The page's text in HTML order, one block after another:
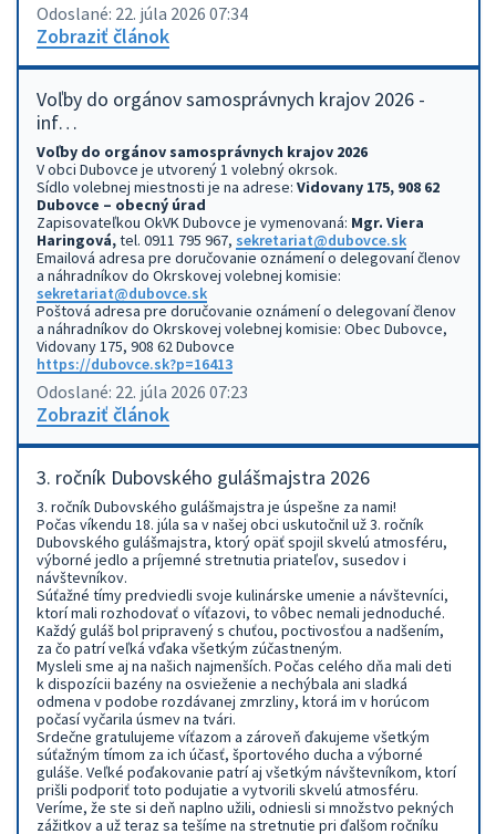
Odoslané: 22. júla 2026 07:34
Zobraziť článok
Voľby do orgánov samosprávnych krajov 2026 -
inf…
Voľby do orgánov samosprávnych krajov 2026
V obci Dubovce je utvorený 1 volebný okrsok.
Sídlo volebnej miestnosti je na adrese: Vidovany 175, 908 62
Dubovce – obecný úrad
Zapisovateľkou OkVK Dubovce je vymenovaná: Mgr. Viera
Haringová,tel. 0911 795 967, sekretariat@dubovce.sk
Emailová adresa pre doručovanie oznámení o delegovaní členov
a náhradníkov do Okrskovej volebnej komisie:
sekretariat@dubovce.sk
Poštová adresa pre doručovanie oznámení o delegovaní členov
a náhradníkov do Okrskovej volebnej komisie: Obec Dubovce,
Vidovany 175, 908 62 Dubovce
https://dubovce.sk?p=16413
Odoslané: 22. júla 2026 07:23
Zobraziť článok
3. ročník Dubovského gulášmajstra 2026
3. ročník Dubovského gulášmajstra je úspešne za nami!
Počas víkendu 18. júla sa v našej obci uskutočnil už 3. ročník
Dubovského gulášmajstra, ktorý opäť spojil skvelú atmosféru,
výborné jedlo a príjemné stretnutia priateľov, susedov i
návštevníkov.
Súťažné tímy predviedli svoje kulinárske umenie a návštevníci,
ktorí mali rozhodovať o víťazovi, to vôbec nemali jednoduché.
Každý guláš bol pripravený s chuťou, poctivosťou a nadšením,
za čo patrí veľká vďaka všetkým zúčastneným.
Mysleli sme aj na našich najmenších. Počas celého dňa mali deti
k dispozícii bazény na osvieženie a nechýbala ani sladká
odmena v podobe rozdávanej zmrzliny, ktorá im v horúcom
počasí vyčarila úsmev na tvári.
Srdečne gratulujeme víťazom a zároveň ďakujeme všetkým
súťažným tímom za ich účasť, športového ducha a výborné
guláše. Veľké poďakovanie patrí aj všetkým návštevníkom, ktorí
prišli podporiť toto podujatie a vytvorili skvelú atmosféru.
Veríme, že ste si deň naplno užili, odniesli si množstvo pekných
zážitkov a už teraz sa tešíme na stretnutie pri ďalšom ročníku